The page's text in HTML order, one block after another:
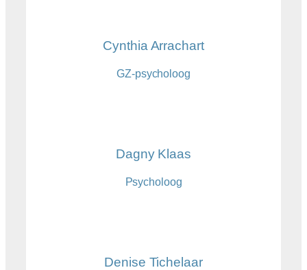
Cynthia Arrachart
GZ-psycholoog
Dagny Klaas
Psycholoog
Denise Tichelaar